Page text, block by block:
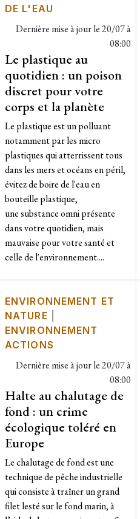
DE L'EAU
Dernière mise à jour le20/07 à
08:00
Le plastique au
quotidien : un poison
discret pour votre
corps et la planète
Le plastique est un polluant
notamment par les micro
plastiques qui atterrissent tous
dans les mers et océans en péril,
évitez de boire de l'eau en
bouteille plastique,
une substance omni présente
dans votre quotidien, mais
mauvaise pour votre santé et
celle de l'environnement....
ENVIRONNEMENT ET
NATURE
ENVIRONNEMENT
ACTIONS
Dernière mise à jour le20/07 à
08:00
Halte au chalutage de
fond : un crime
écologique toléré en
Europe
Le chalutage de fond est une
technique de pêche industrielle
qui consiste à traîner un grand
filet lesté sur le fond marin, à